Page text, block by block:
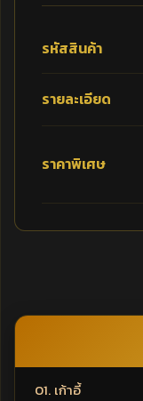
รหัสสินค้า
รายละเอียด
ราคาพิเศษ
01. เก้าอี้